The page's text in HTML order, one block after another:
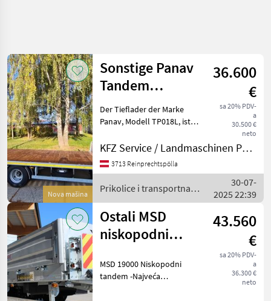
Nova mašina
Sonstige Panav
Tandem
Tieflader TP018
36.600
€
sa 20% PDV-
a
30.500 €
neto
Der Tieflader der Marke
Panav, Modell TP018L, ist
Tandemachser, der durch
Ausstattung besticht. Zu
KFZ Service / Landmaschinen Philipp Manhart
3713 Reinprechtspölla
Prikolice i transportna
vozila / Sonstige
30-07-
2025 22:39
Ostali MSD
niskopodni
43.560
€
sa 20% PDV-
a
36.300 €
neto
MSD 19000 Niskopodni
tandem -Najveća